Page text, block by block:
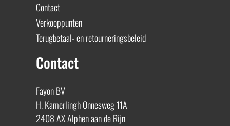
Contact
Verkooppunten
Terugbetaal- en retourneringsbeleid
Contact
Fayon BV
H. Kamerlingh Onnesweg 11A
2408 AX Alphen aan de Rijn